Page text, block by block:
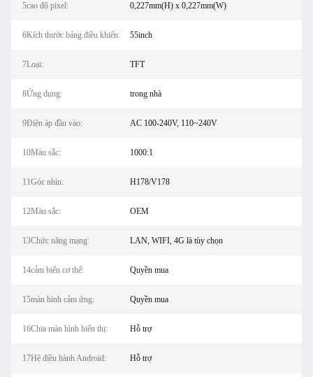
5cao độ pixel: 0,227mm(H) x 0,227mm(W)
6Kích thước bảng điều khiển: 55inch
7Loại: TFT
8Ứng dụng: trong nhà
9Điện áp đầu vào: AC 100-240V, 110~240V
10Màu sắc: 1000:1
11Góc nhìn: H178/V178
12Màu sắc: OEM
13Chức năng mạng: LAN, WIFI, 4G là tùy chọn
14cảm biến cơ thể: Quyền mua
15màn hình cảm ứng: Quyền mua
16Chia màn hình hiển thị: Hỗ trợ
17Hệ điều hành Android: Hỗ trợ